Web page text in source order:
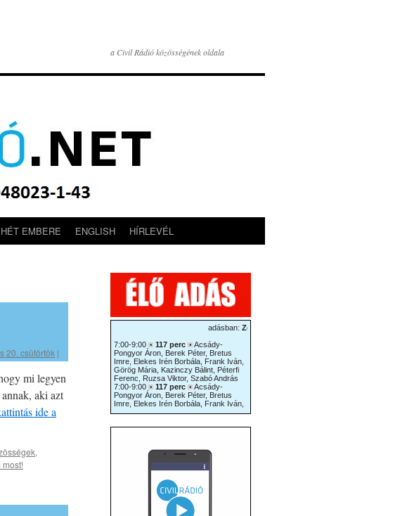
a Civil Rádió közösségének oldala
HÉT EMBERE ENGLISH HÍRLEVÉL
20. csütörtök |
mi legyen
aki azt
ide a
,